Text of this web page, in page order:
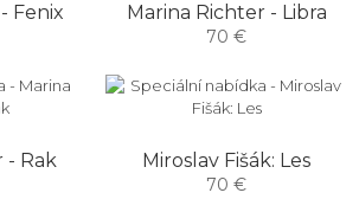
Fenix Marina Richter - Libra
70 €
- Rak Miroslav Fišák: Les
70 €